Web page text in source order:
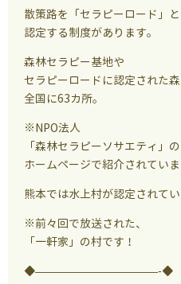
散策路を「セラピーロード」と
認定する制度があります。
森林セラピー基地や
セラピーロードに認定された森
全国に63カ所。
※NPO法人
「森林セラピーソサエティ」の
ホームページで紹介されていま
熊本では水上村が認定されてい
※前々回で放送された、
「一軒家」の村です！
◆———————————-◆